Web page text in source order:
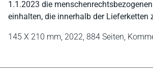
1.1.2023 die
einhalten, die innerhalb der Lieferketten
145 X 210 mm, 2022, 884 Seiten,